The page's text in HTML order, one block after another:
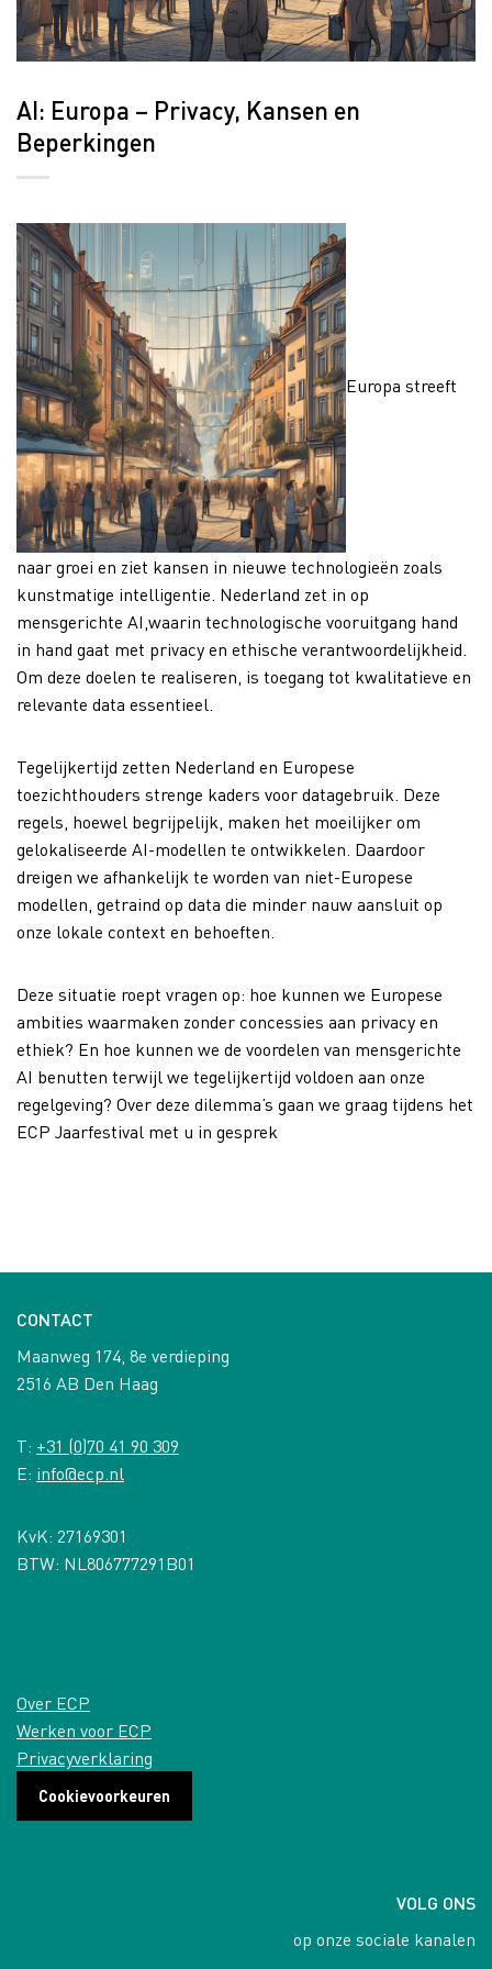
AI: Europa – Privacy, Kansen en
Beperkingen
Europa streeft
naar groei en ziet kansen in nieuwe technologieën zoals
kunstmatige intelligentie. Nederland zet in op
mensgerichte AI,waarin technologische vooruitgang hand
in hand gaat met privacy en ethische verantwoordelijkheid.
Om deze doelen te realiseren, is toegang tot kwalitatieve en
relevante data essentieel.
Tegelijkertijd zetten Nederland en Europese
toezichthouders strenge kaders voor datagebruik. Deze
regels, hoewel begrijpelijk, maken het moeilijker om
gelokaliseerde AI-modellen te ontwikkelen. Daardoor
dreigen we afhankelijk te worden van niet-Europese
modellen, getraind op data die minder nauw aansluit op
onze lokale context en behoeften.
Deze situatie roept vragen op: hoe kunnen we Europese
ambities waarmaken zonder concessies aan privacy en
ethiek? En hoe kunnen we de voordelen van mensgerichte
AI benutten terwijl we tegelijkertijd voldoen aan onze
regelgeving? Over deze dilemma’s gaan we graag tijdens het
ECP Jaarfestival met u in gesprek
CONTACT
Maanweg 174, 8e verdieping
2516 AB Den Haag
T: +31 (0)70 41 90 309
E: info@ecp.nl
KvK: 27169301
BTW: NL806777291B01
Over ECP
Werken voor ECP
Privacyverklaring
Cookievoorkeuren
VOLG ONS
op onze sociale kanalen